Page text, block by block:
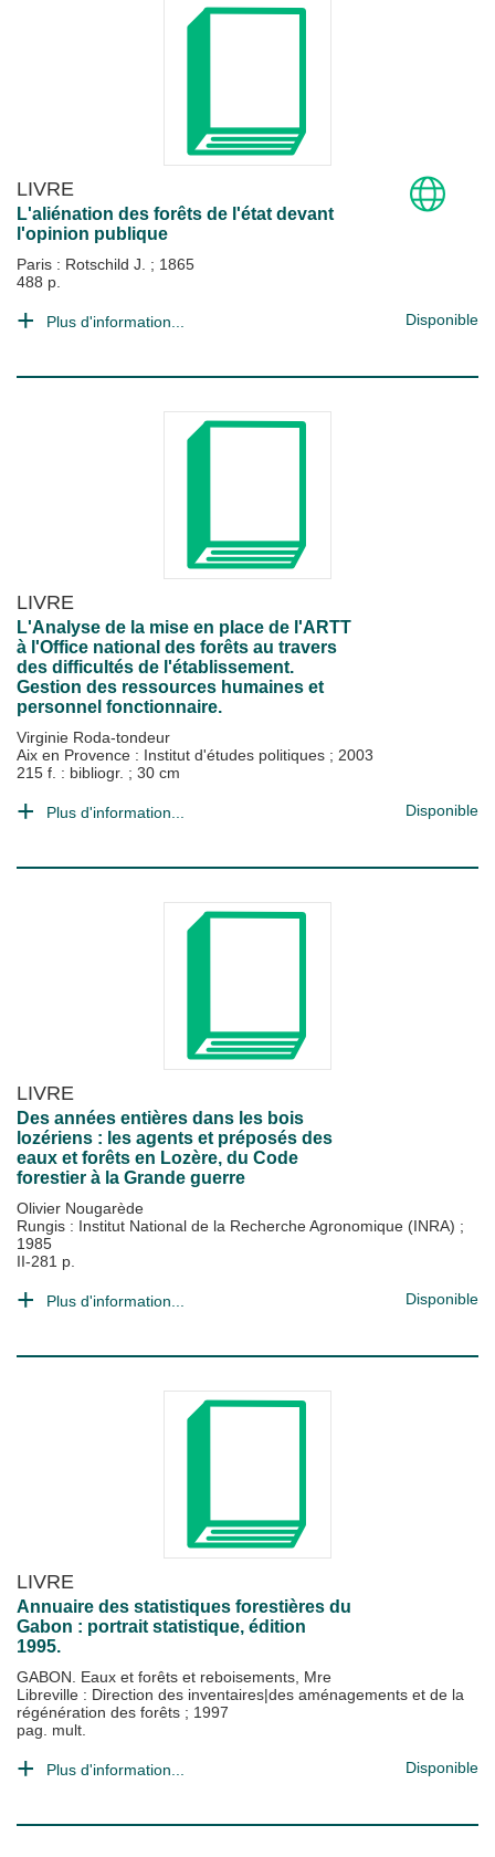
LIVRE
L'aliénation des forêts de l'état devant
l'opinion publique
Paris : Rotschild J. ; 1865
488 p.
Plus d'information... Disponible
LIVRE
L'Analyse de la mise en place de l'ARTT
à l'Office national des forêts au travers
des difficultés de l'établissement.
Gestion des ressources humaines et
personnel fonctionnaire.
Virginie Roda-tondeur
Aix en Provence : Institut d'études politiques ; 2003
215 f. : bibliogr. ; 30 cm
Plus d'information... Disponible
LIVRE
Des années entières dans les bois
lozériens : les agents et préposés des
eaux et forêts en Lozère, du Code
forestier à la Grande guerre
Olivier Nougarède
Rungis : Institut National de la Recherche Agronomique (INRA) ;
1985
II-281 p.
Plus d'information... Disponible
LIVRE
Annuaire des statistiques forestières du
Gabon : portrait statistique, édition
1995.
GABON. Eaux et forêts et reboisements, Mre
Libreville : Direction des inventaires|des aménagements et de la
régénération des forêts ; 1997
pag. mult.
Plus d'information... Disponible